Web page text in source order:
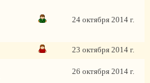
24 октября 2014 г.
23 октября 2014 г.
26 октября 2014 г.